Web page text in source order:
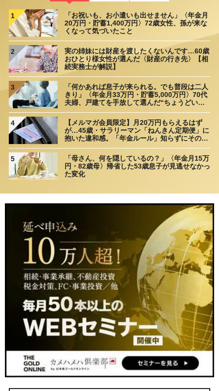
1
「お祝いも、お小遣いも出せません」〈年金月
20万円・貯蓄1,400万円〉72歳女性、孫が来な
くなって気づいたこと
2
実の姉妹には財産を渡したくないんです…60歳
おひとり様女性が選んだ〈財産の行き先〉【相
続実務士が解説】
3
「何かあれば息子が来られる。でも普段は二人
きり」〈年金月33万円・貯蓄5,000万円〉70代
夫婦、戸建てを手放して選んだ“ちょうどいい
4
【メルマガ会員限定】月20万円もらえるはず
が…45歳・サラリーマン「ねんきん定期便」に
抱いた違和感。「年金ルール」知らずにそのま
然「何かの間違いでは？」
5
「母さん、何を隠しているの？」〈年金月15万
円・82歳母〉帰省した53歳息子が見逃せなかっ
た変化